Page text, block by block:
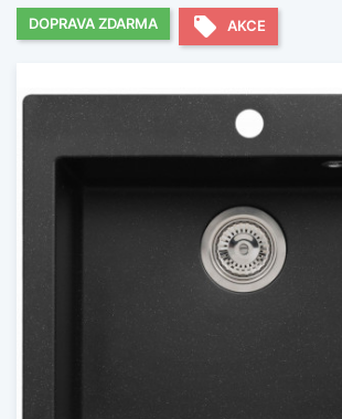
DOPRAVA ZDARMA local_offer AKCE